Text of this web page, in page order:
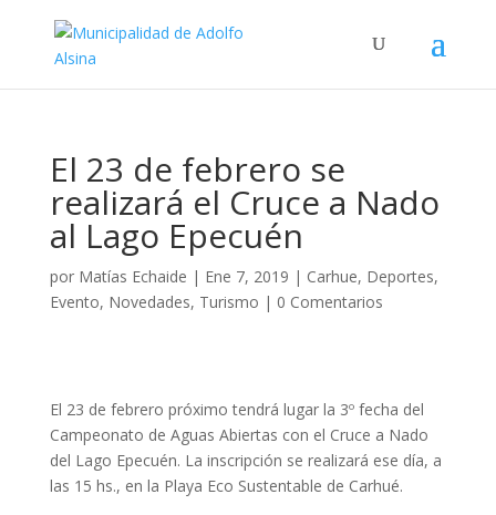
El 23 de febrero se
realizará el Cruce a Nado
al Lago Epecuén
por Matías Echaide | Ene 7, 2019 | Carhue, Deportes,
Evento, Novedades, Turismo | 0 Comentarios
El 23 de febrero próximo tendrá lugar la 3º fecha del
Campeonato de Aguas Abiertas con el Cruce a Nado
del Lago Epecuén. La inscripción se realizará ese día, a
las 15 hs., en la Playa Eco Sustentable de Carhué.